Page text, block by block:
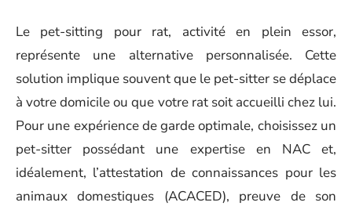
Le pet-sitting pour rat, activité en plein essor,
représente une alternative personnalisée. Cette
solution implique souvent que le pet-sitter se déplace
à votre domicile ou que votre rat soit accueilli chez lui.
Pour une expérience de garde optimale, choisissez un
pet-sitter possédant une expertise en NAC et,
idéalement, l’attestation de connaissances pour les
animaux domestiques (ACACED), preuve de son